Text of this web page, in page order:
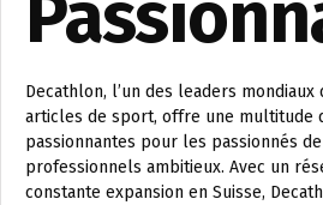
Decathlon, l’un des leaders mondiaux
articles de sport, offre une multitude
passionnantes pour les passionnés
professionnels ambitieux. Avec un
constante expansion en Suisse,